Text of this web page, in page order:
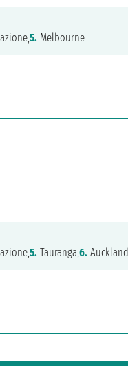
5. Melbourne
5. Tauranga,6. Auckland